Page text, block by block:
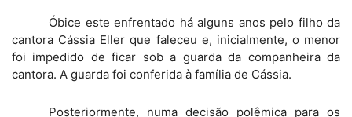
Óbice este enfrentado há alguns anos pelo filho da
cantora Cássia Eller que faleceu e, inicialmente, o menor
foi impedido de ficar sob a guarda da companheira da
cantora. A guarda foi conferida à família de Cássia.
Posteriormente, numa decisão polêmica para os